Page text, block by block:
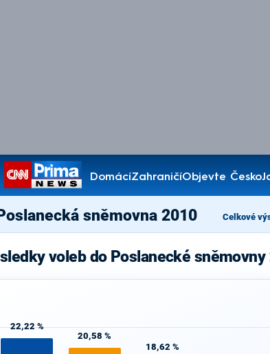
DomácíZahraničíObjevte Česko
Pořady
sněmovna 2010 Celkové
voleb do Poslanecké
22,22 %
20,58 %
18,62 %